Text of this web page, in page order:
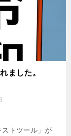
ました。
トツール」が